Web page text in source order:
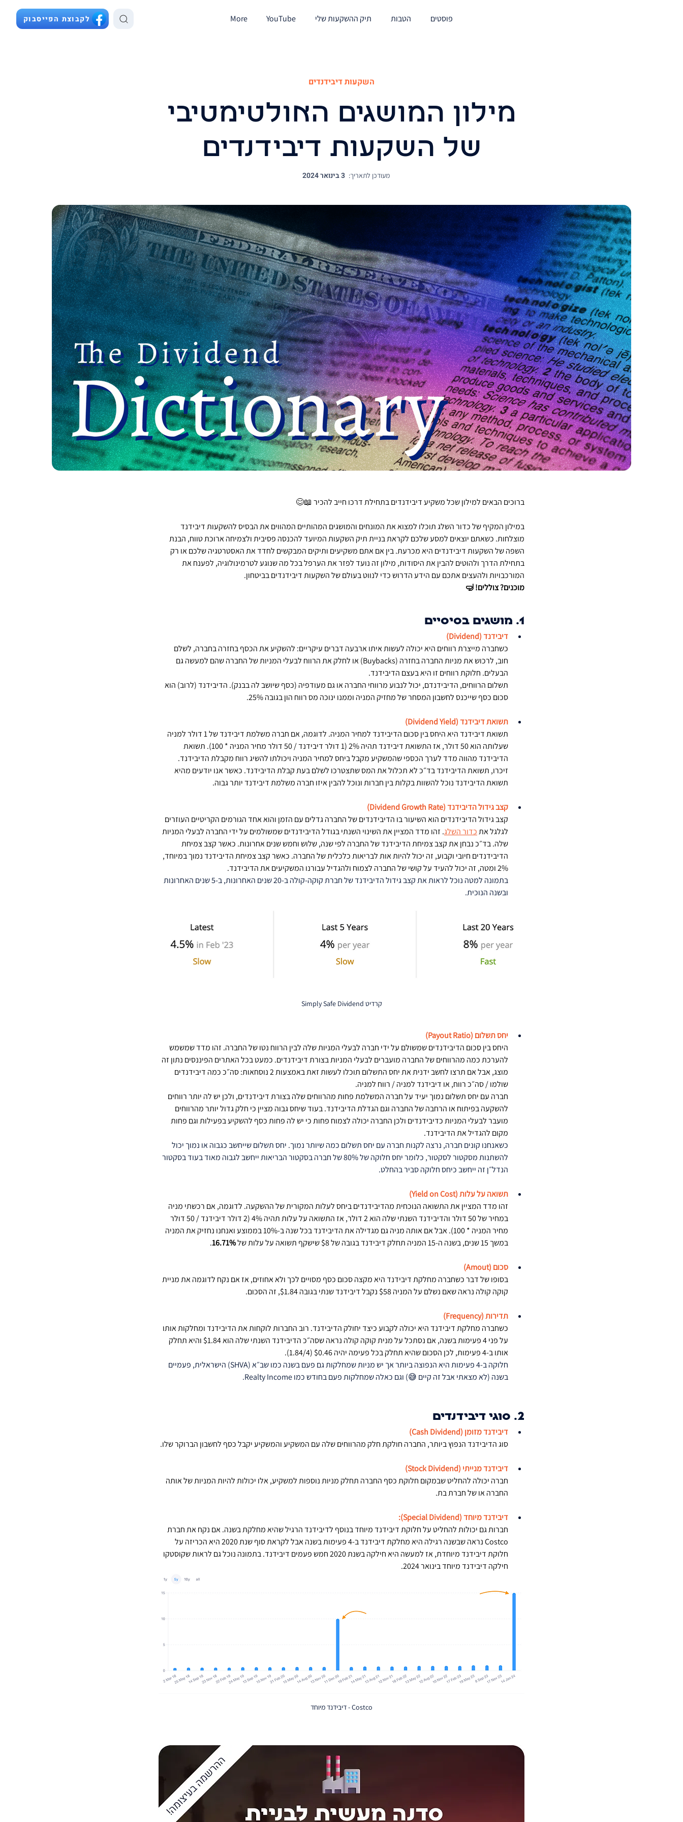
לקבוצת הפייסבוק פוסטים הטבות תיק ההשקעות שלי YouTube
More
השקעות דיבידנדים
מילון המושגים האולטימטיבי
של השקעות דיבידנדים
3 בינואר 2024 מעודכן לתאריך:
ברוכים הבאים למילון שכל משקיע דיבידנדים בתחילת דרכו חייב להכיר 📖😊
במילון המקיף של כדור השלג תוכלו למצוא את המונחים והמושגים המהותיים המהווים את הבסיס להשקעות דיבידנד
מוצלחות. כשאתם יוצאים למסע שלכם לקראת בניית תיק השקעות המיועד להכנסה פסיבית ולצמיחה ארוכת טווח, הבנת
השפה של השקעות דיבידנדים היא מכרעת. בין אם אתם משקיעים ותיקים המבקשים לחדד את האסטרטגיה שלכם או רק
בתחילת הדרך ולהוטים להבין את היסודות, מילון זה נועד לפזר את הערפל בכל מה שנוגע לטרמינולוגיה, לפענח את
המורכבויות ולהעצים אתכם עם הידע הדרוש כדי לנווט בעולם של השקעות דיבידנדים בביטחון.
מוכנים? צוללים! 🤿
1. מושגים בסיסיים
דיבידנד (Dividend)
כשחברה מייצרת רווחים היא יכולה לעשות איתו ארבעה דברים עיקריים: להשקיע את הכסף בחזרה בחברה, לשלם
חוב, לרכוש את מניות החברה בחזרה (Buybacks) או לחלק את הרווח לבעלי המניות של החברה שהם למעשה גם
הבעלים. חלוקת רווחים זו היא בעצם הדיבידנד.
תשלום הרווחים, הדיבידנדם, יכול לנבוע מרווחי החברה או גם מעודפיה (כסף שיושב לה בבנק). הדיבידנד (לרוב) הוא
סכום כסף שייכנס לחשבון המסחר של מחזיק המניה וממנו ינוכה מס רווח הון בגובה 25%.
תשואת דיבידנד (Dividend Yield)
תשואת דיבידנד היא היחס בין סכום הדיבידנד למחיר המניה. לדוגמה, אם חברה משלמת דיבידנד של 1 דולר למניה
שעלותה הוא 50 דולר, אז התשואת דיבידנד תהיה 2% (1 דולר דיבידנד / 50 דולר מחיר המניה * 100). תשואת
הדיבידנד מהווה מדד לערך הכספי שהמשקיע מקבל ביחס למחיר המניה ויכולתו להשיג רווח מקבלת הדיבידנד.
זיכרו, תשואת הדיבידנד בד״כ לא תכלול את המס שתצטרכו לשלם בעת קבלת הדיבידנד. כאשר אנו יודעים מהיא
תשואת הדיבידנד נוכל להשוות בקלות בין חברות ונוכל להבין איזו חברה משלמת דיבידנד יותר גבוה.
קצב גידול הדיבידנד (Dividend Growth Rate)
קצב גידול הדיבידנדים הוא השיעור בו הדיבידנדים של החברה גדלים עם הזמן והוא אחד הגורמים הקריטיים העוזרים
לגלגל את כדור השלג. זהו מדד המציין את השינוי השנתי בגודל הדיבידנדים שמשולמים על ידי החברה לבעלי המניות
שלה. בד״כ נבחן את קצב צמיחת הדיבידנד של החברה לפי שנה, שלוש וחמש שנים אחרונות. כאשר קצב צמיחת
הדיבידנדים חיובי וקבוע, זה יכול להיות אות לבריאות כלכלית של החברה. כאשר קצב צמיחת הדיבידנד נמוך במיוחד,
2% ומטה, זה יכול להעיד על קושי של החברה לצמוח ולהגדיל עבורנו המשקיעים את הדיבידנד.
בתמונה למטה נוכל לראות את קצב גידול הדיבידנד של חברת קוקה-קולה ב-20 שנים האחרונות, ב-5 שנים האחרונות
ובשנה הנוכית.
קרדיט Simply Safe Dividend
יחס תשלום (Payout Ratio)
היחס בין סכום הדיבידנדים שמשולם על ידי חברה לבעלי המניות שלה לבין הרווח נטו של החברה. זהו מדד שמשמש
להערכת כמה מהרווחים של החברה מועברים לבעלי המניות בצורת דיבידנדים. כמעט בכל האתרים הפיננסים נתון זה
מוצג, אבל אם תרצו לחשב ידנית את יחס התשלום תוכלו לעשות זאת באמצעות 2 נוסחאות: סה״כ כמה דיבידנדים
שולמו / סה״כ רווח, או דיבידנד למניה / רווח למניה.
חברה עם יחס תשלום נמוך יעיד על חברה המשלמת פחות מהרווחים שלה בצורת דיבידנדים, ולכן יש לה יותר רווחים
להשקעה בפיתוח או הרחבה של החברה וגם הגדלת הדיבידנד. בעוד שיחס גבוה מציין כי חלק גדול יותר מהרווחים
מועבר לבעלי המניות כדיבידנדים ולכן החברה יכולה לצמוח פחות כי יש לה פחות כסף להשקיע בפעילות וגם פחות
מקום להגדיל את הדיבידנד.
כשאנחנו קונים חברה, נרצה לקנות חברה עם יחס תשלום כמה שיותר נמוך. יחס תשלום שייחשב כגבוה או נמוך יכול
להשתנות מסקטור לסקטור, כלומר יחס חלוקה של 80% של חברה בסקטור הבריאות ייחשב לגבוה מאוד בעוד בסקטור
הנדל״ן זה ייחשב כיחס חלוקה סביר בהחלט.
תשואה על עלות (Yield on Cost)
זהו מדד המציין את התשואה הנוכחית מהדיבידנדים ביחס לעלות המקורית של ההשקעה. לדוגמה, אם רכשתי מניה
במחיר של 50 דולר והדיבידנד השנתי שלה הוא 2 דולר, אז התשואה על עלות תהיה 4% (2 דולר דיבידנד / 50 דולר
מחיר המניה * 100). אבל אם אותה מניה גם מגדילה את הדיבידנד בכל שנה ב-10% בממוצע ואנחנו נחזיק את המניה
במשך 15 שנים, בשנה ה-15 המניה תחלק דיבידנד בגובה של $8 שישקף תשואה על עלות של
16.71%
.
סכום (Amout)
בסופו של דבר כשחברה מחלקת דיבידנד היא מקצה סכום כסף מסויים לכך ולא אחוזים, אז אם נקח לדוגמה את מניית
קוקה קולה נראה שאם נשלם על המניה $58 נקבל דיבידנד שנתי בגובה $1.84, זה הסכום.
תדירות (Frequency)
כשחברה מחלקת דיבידנד היא יכולה לקבוע כיצד יחולק הדיבידנד. רוב החברות לוקחות את הדיבידנד ומחלקות אותו
על פני 4 פעימות בשנה, אם נסתכל על מנית קוקה קולה נראה שסה״כ הדיבידנד השנתי שלה הוא $1.84 והיא תחלק
אותו ב-4 פעימות, לכן הסכום שהיא תחלק בכל פעימה יהיה $0.46 (1.84/4).
חלוקה ב-4 פעימות היא הנפוצה ביותר אך יש מניות שמחלקות גם פעם בשנה כמו שב״א (SHVA) הישראלית, פעמיים
בשנה (לא מצאתי אבל זה קיים 😅) וגם כאלה שמחלקות פעם בחודש כמו Realty Income.
2. סוגי דיבידנדים
דיבידנד מזומן (Cash Dividend)
סוג הדיבידנד הנפוץ ביותר, החברה חולקת חלק מהרווחים שלה עם המשקיע והמשקיע יקבל כסף לחשבון הברוקר שלו.
דיבידנד מנייתי (Stock Dividend)
חברה יכולה להחליט שבמקום חלוקת כסף החברה תחלק מניות נוספות למשקיע, אלו יכולות להיות המניות של אותה
החברה או של חברת בת.
דיבידנד מיוחד (Special Dividend):
חברות גם יכולות להחליט על חלוקת דיבידנד מיוחד בנוסף לדיבידנד הרגיל שהיא מחלקת בשנה. אם נקח את חברת
Costco נראה שבשנה רגילה היא מחלקת דיבידנד ב-4 פעימות בשנה אבל לקראת סוף שנת 2020 היא הכריזה על
חלוקת דיבידנד מיוחדת, אז למעשה היא חילקה בשנת 2020 חמש פעמים דיבידנד. בתמונה נוכל גם לראות שקוסטקו
חילקה דיבידנד מיוחד בינואר 2024.
Costco - דיבידנד מיוחד